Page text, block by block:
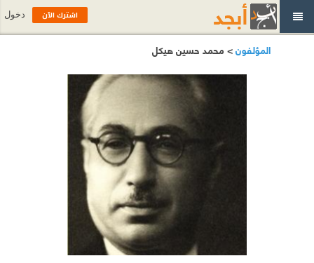
المؤلفون> محمد حسين هيكل
اشترك الآن دخول